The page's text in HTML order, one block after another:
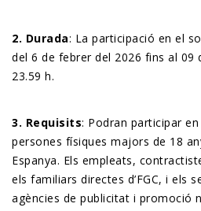
2. Durada: La participació en el
del 6 de febrer del 2026 fins al 09
23.59 h.
3. Requisits: Podran participar
persones físiques majors de 18
Espanya. Els empleats,
els familiars directes d’FGC, i els
agències de publicitat i promoció